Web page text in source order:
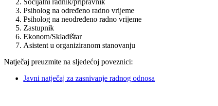
Psiholog na određeno radno vrijeme
Psiholog na neodređeno radno vrijeme
Zastupnik
Ekonom/Skladištar
Asistent u organiziranom stanovanju
Natječaj preuzmite na sljedećoj poveznici:
Javni natječaj za zasnivanje radnog odnosa